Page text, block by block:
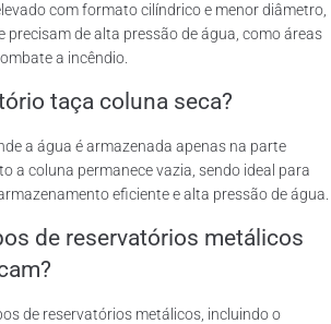
com formato cilíndrico e menor diâmetro,
precisam de alta pressão de água, como áreas
a incêndio.
taça coluna seca?
a água é armazenada apenas na parte
a coluna permanece vazia, sendo ideal para
eficiente e alta pressão de água.
de reservatórios metálicos
de reservatórios metálicos, incluindo o